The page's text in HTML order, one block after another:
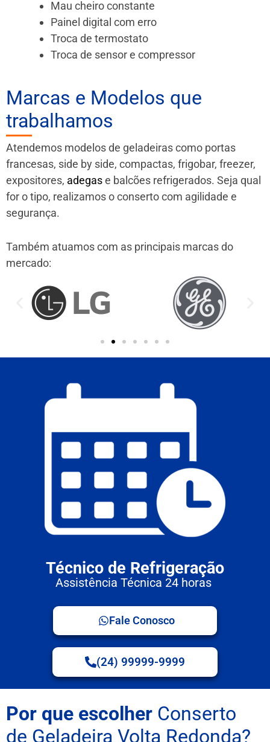
Mau cheiro constante
Painel digital com erro
Troca de termostato
Troca de sensor e compressor
Marcas e Modelos que
trabalhamos
Atendemos modelos de geladeiras como portas
francesas, side by side, compactas, frigobar, freezer,
expositores, adegase balcões refrigerados. Seja qual
for o tipo, realizamos o conserto com agilidade e
segurança.
Também atuamos com as principais marcas do
mercado:
Técnico de Refrigeração
Assistência Técnica 24 horas
Fale Conosco
(24) 99999-9999
Por que escolher Conserto
de Geladeira Volta Redonda?